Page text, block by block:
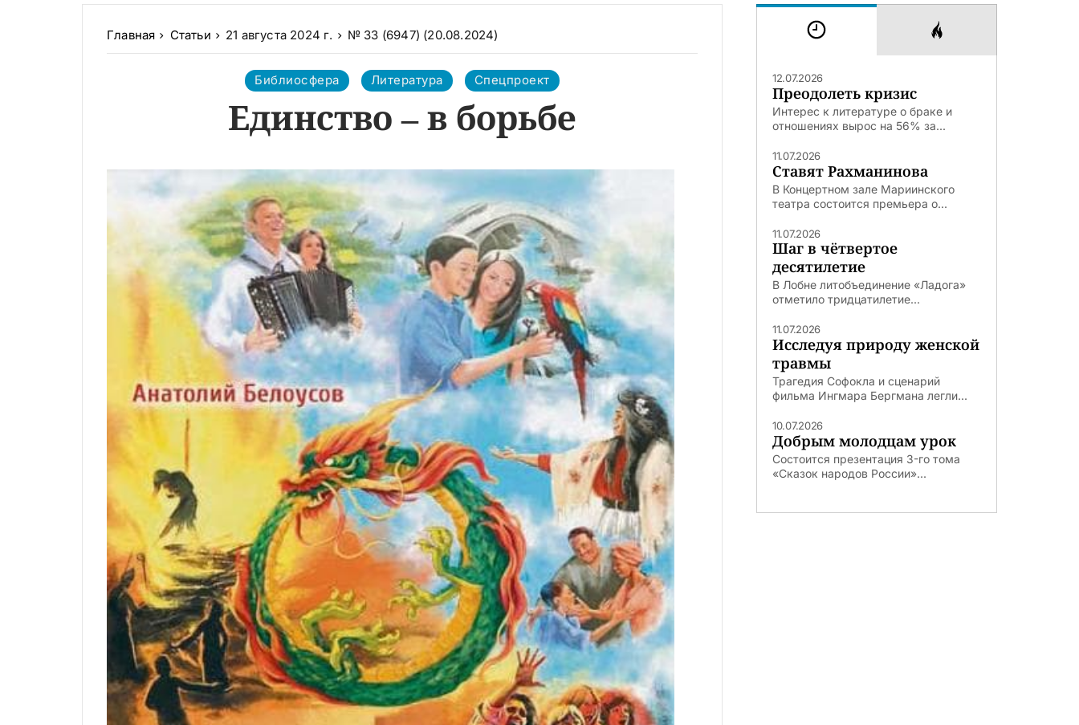
Главная Статьи 21 августа 2024 г. № 33 (6947) (20.08.2024)
Библиосфера Литература Спецпроект
Единство – в борьбе
12.07.2026
Преодолеть кризис
Интерес к литературе о браке и
отношениях вырос на 56% за...
11.07.2026
Ставят Рахманинова
В Концертном зале Мариинского
театра состоится премьера о...
11.07.2026
Шаг в чётвертое
десятилетие
В Лобне литобъединение «Ладога»
отметило тридцатилетие...
11.07.2026
Исследуя природу женской
травмы
Трагедия Софокла и сценарий
фильма Ингмара Бергмана легли...
10.07.2026
Добрым молодцам урок
Состоится презентация 3-го тома
«Сказок народов России»...